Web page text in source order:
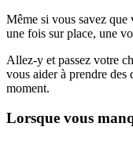
Même si vous savez que
une fois sur place, une
Allez-y et passez votre
vous aider à prendre des
moment.
Lorsque vous